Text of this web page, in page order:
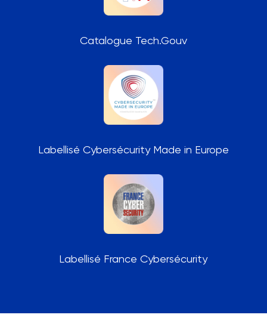
Catalogue Tech.Gouv
Labellisé Cybersécurity Made in Europe
Labellisé France Cybersécurity